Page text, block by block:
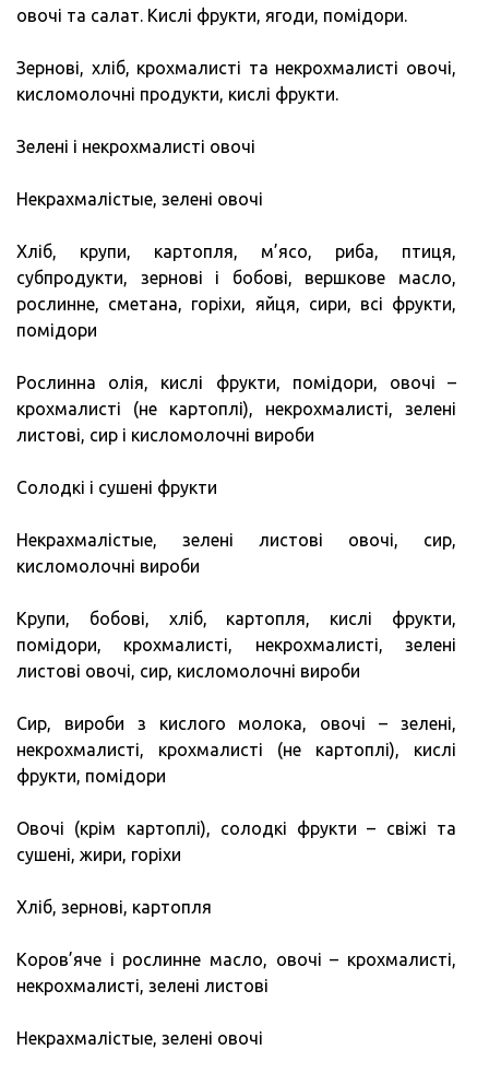
овочі та салат. Кислі фрукти, ягоди, помідори.
Зернові, хліб, крохмалисті та некрохмалисті овочі,
кисломолочні продукти, кислі фрукти.
Зелені і некрохмалисті овочі
Некрахмалістые, зелені овочі
Хліб, крупи, картопля, м’ясо, риба, птиця,
субпродукти, зернові і бобові, вершкове масло,
рослинне, сметана, горіхи, яйця, сири, всі фрукти,
помідори
Рослинна олія, кислі фрукти, помідори, овочі –
крохмалисті (не картоплі), некрохмалисті, зелені
листові, сир і кисломолочні вироби
Солодкі і сушені фрукти
Некрахмалістые, зелені листові овочі, сир,
кисломолочні вироби
Крупи, бобові, хліб, картопля, кислі фрукти,
помідори, крохмалисті, некрохмалисті, зелені
листові овочі, сир, кисломолочні вироби
Сир, вироби з кислого молока, овочі – зелені,
некрохмалисті, крохмалисті (не картоплі), кислі
фрукти, помідори
Овочі (крім картоплі), солодкі фрукти – свіжі та
сушені, жири, горіхи
Хліб, зернові, картопля
Коров’яче і рослинне масло, овочі – крохмалисті,
некрохмалисті, зелені листові
Некрахмалістые, зелені овочі